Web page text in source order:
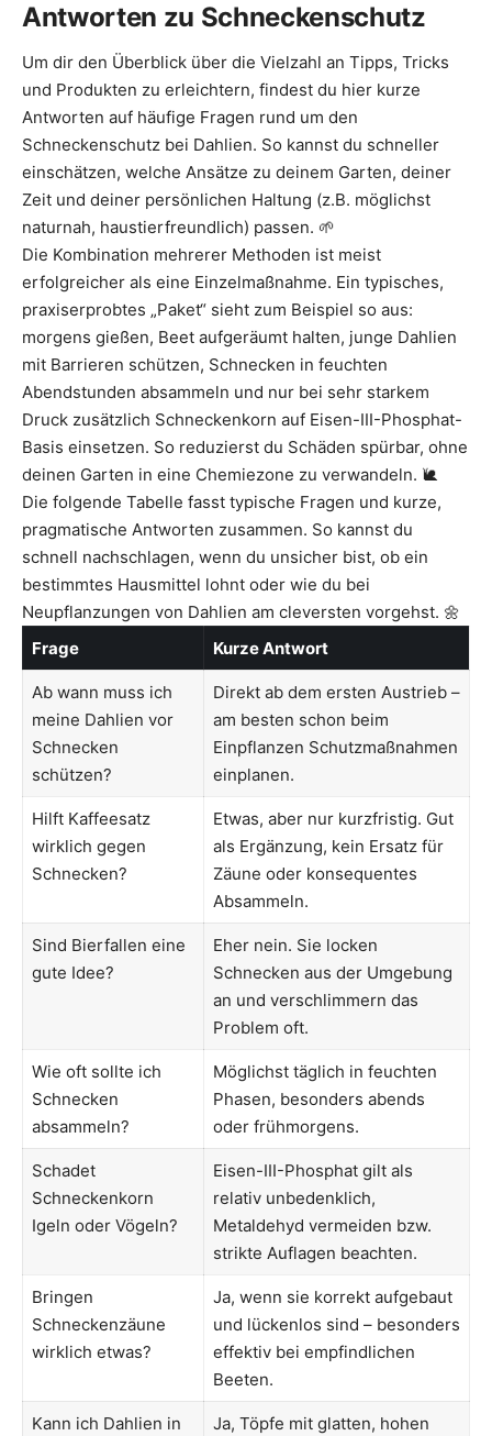
Antworten zu Schneckenschutz
Um dir den Überblick über die Vielzahl an Tipps, Tricks
und Produkten zu erleichtern, findest du hier kurze
Antworten auf häufige Fragen rund um den
Schneckenschutz bei Dahlien. So kannst du schneller
einschätzen, welche Ansätze zu deinem Garten, deiner
Zeit und deiner persönlichen Haltung (z.B. möglichst
naturnah, haustierfreundlich) passen. 🌱
Die Kombination mehrerer Methoden ist meist
erfolgreicher als eine Einzelmaßnahme. Ein typisches,
praxiserprobtes „Paket“ sieht zum Beispiel so aus:
morgens gießen, Beet aufgeräumt halten, junge Dahlien
mit Barrieren schützen, Schnecken in feuchten
Abendstunden absammeln und nur bei sehr starkem
Druck zusätzlich Schneckenkorn auf Eisen-III-Phosphat-
Basis einsetzen. So reduzierst du Schäden spürbar, ohne
deinen Garten in eine Chemiezone zu verwandeln. 🐌
Die folgende Tabelle fasst typische Fragen und kurze,
pragmatische Antworten zusammen. So kannst du
schnell nachschlagen, wenn du unsicher bist, ob ein
bestimmtes Hausmittel lohnt oder wie du bei
Neupflanzungen von Dahlien am cleversten vorgehst. 🌼
Frage
Kurze Antwort
Ab wann muss ich
meine Dahlien vor
Schnecken
schützen?
Direkt ab dem ersten Austrieb –
am besten schon beim
Einpflanzen Schutzmaßnahmen
einplanen.
Hilft Kaffeesatz
wirklich gegen
Schnecken?
Etwas, aber nur kurzfristig. Gut
als Ergänzung, kein Ersatz für
Zäune oder konsequentes
Absammeln.
Sind Bierfallen eine
gute Idee?
Eher nein. Sie locken
Schnecken aus der Umgebung
an und verschlimmern das
Problem oft.
Wie oft sollte ich
Schnecken
absammeln?
Möglichst täglich in feuchten
Phasen, besonders abends
oder frühmorgens.
Schadet
Schneckenkorn
Igeln oder Vögeln?
Eisen-III-Phosphat gilt als
relativ unbedenklich,
Metaldehyd vermeiden bzw.
strikte Auflagen beachten.
Bringen
Schneckenzäune
wirklich etwas?
Ja, wenn sie korrekt aufgebaut
und lückenlos sind – besonders
effektiv bei empfindlichen
Beeten.
Kann ich Dahlien in
Ja, Töpfe mit glatten, hohen